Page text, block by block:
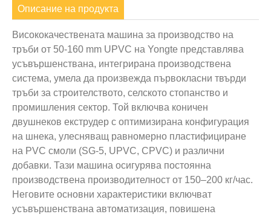
Описание на продукта
Висококачествената машина за производство на
тръби от 50-160 mm UPVC на Yongte представлява
усъвършенствана, интегрирана производствена
система, умела да произвежда първокласни твърди
тръби за строителството, селското стопанство и
промишления сектор. Той включва коничен
двушнеков екструдер с оптимизирана конфигурация
на шнека, улесняващ равномерно пластифициране
на PVC смоли (SG-5, UPVC, CPVC) и различни
добавки. Тази машина осигурява постоянна
производствена производителност от 150–200 кг/час.
Неговите основни характеристики включват
усъвършенствана автоматизация, повишена